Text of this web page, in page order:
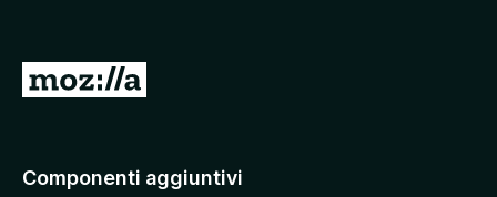
V
a
Componenti aggiuntivi